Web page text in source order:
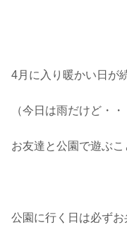
4月に入り暖かい日が
（今日は雨だけど・・
お友達と公園で遊ぶ
公園に行く日は必ずお